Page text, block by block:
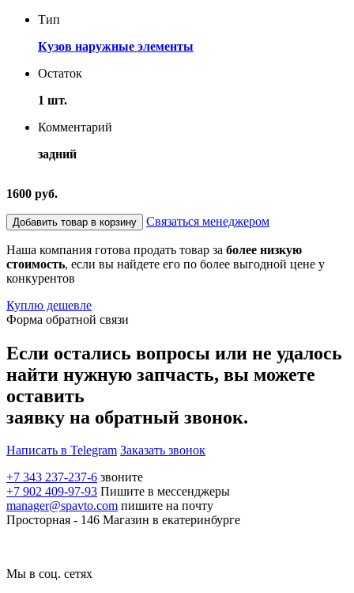
Тип
Кузов наружные элементы
Остаток
1 шт.
Комментарий
задний
1600 руб.
Добавить товар в корзину Связаться менеджером
Наша компания готова продать товар за более низкую
стоимость, если вы найдете его по более выгодной цене у
конкурентов
Куплю дешевле
Форма обратной связи
Если остались вопросы или не удалось
найти нужную запчасть, вы можете
оставить
заявку на обратный звонок.
Написать в Telegram Заказать звонок
+7 343 237-237-6 звоните
+7 902 409-97-93 Пишите в мессенджеры
manager@spavto.com пишите на почту
Просторная - 146 Магазин в екатеринбурге
Мы в соц. сетях